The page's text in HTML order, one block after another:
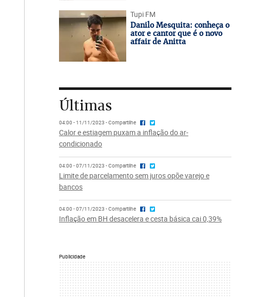
Tupi FM
Danilo Mesquita: conheça o
ator e cantor que é o novo
affair de Anitta
Últimas
04:00 - 11/11/2023 - Compartilhe
Calor e estiagem puxam a inflação do ar-
condicionado
04:00 - 07/11/2023 - Compartilhe
Limite de parcelamento sem juros opõe varejo e
bancos
04:00 - 07/11/2023 - Compartilhe
Inflação em BH desacelera e cesta básica cai 0,39%
Publicidade